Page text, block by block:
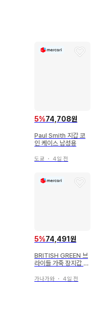
5%74,708원
Paul Smith 지갑 코
인 케이스 남성용
도쿄 ・ 4일 전
5%74,491원
BRITISH GREEN 브
라이들 가죽 장지갑 라
가나가와 ・ 4일 전